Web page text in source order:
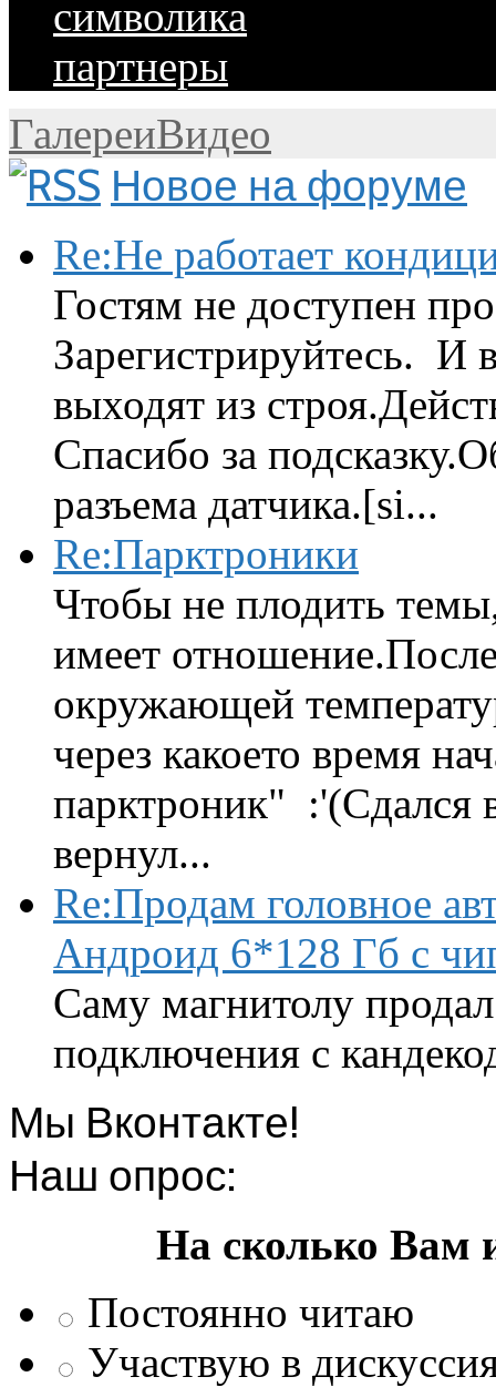
символика
партнеры
ГалереиВидео
Новое на форуме
Re:Не работает
Гостям не доступен
Зарегистрируйтесь. И
выходят из
Спасибо за
разъема датчика.[si...
Re:Парктроники
Чтобы не плодить
имеет
окружающей
через какоето время
парктроник" :'(Сдался
вернул...
Re:Продам головное
Андроид 6*128 Гб с
Саму магнитолу
подключения с
Мы Вконтакте!
Наш опрос:
На сколько Вам
Постоянно читаю
Участвую в